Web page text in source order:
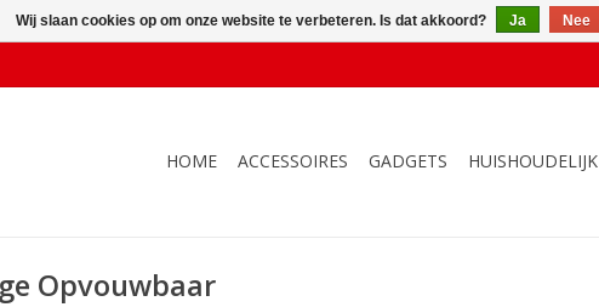
HOME ACCESSOIRES GADGETS HUISHOUDELIJK
Opvouwbaar
Wij slaan cookies op om onze website te verbeteren. Is dat akkoord? Ja Nee